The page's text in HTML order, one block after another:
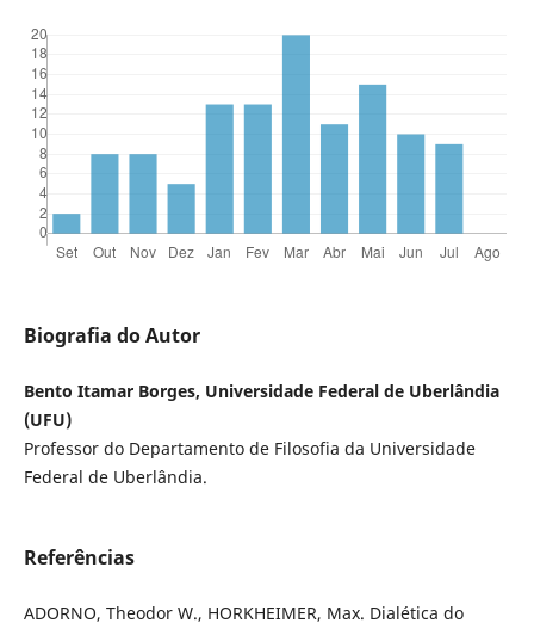
Biografia do Autor
Bento Itamar Borges, Universidade Federal de Uberlândia
(UFU)
Professor do Departamento de Filosofia da Universidade
Federal de Uberlândia.
Referências
ADORNO, Theodor W., HORKHEIMER, Max. Dialética do